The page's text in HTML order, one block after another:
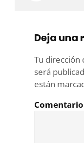
Deja una
Tu dirección
será
están
Comentario